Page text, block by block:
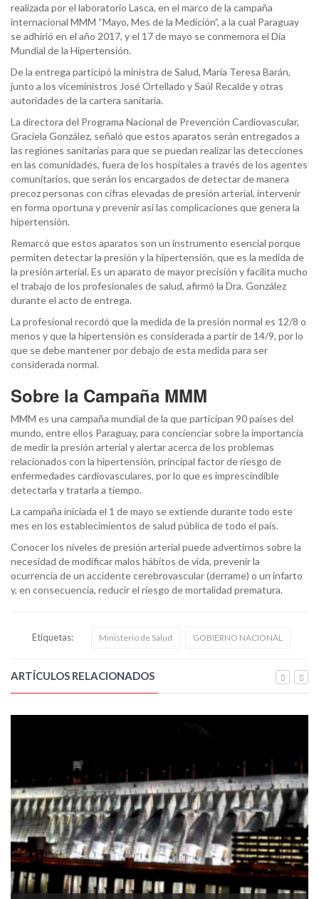
realizada por el laboratorio Lasca, en el marco de la campaña
internacional MMM “Mayo, Mes de la Medición”, a la cual Paraguay
se adhirió en el año 2017, y el 17 de mayo se conmemora el Día
Mundial de la Hipertensión.
De la entrega participó la ministra de Salud, María Teresa Barán,
junto a los viceministros José Ortellado y Saúl Recalde y otras
autoridades de la cartera sanitaria.
La directora del Programa Nacional de Prevención Cardiovascular,
Graciela González, señaló que estos aparatos serán entregados a
las regiones sanitarias para que se puedan realizar las detecciones
en las comunidades, fuera de los hospitales a través de los agentes
comunitarios, que serán los encargados de detectar de manera
precoz personas con cifras elevadas de presión arterial, intervenir
en forma oportuna y prevenir así las complicaciones que genera la
hipertensión.
Remarcó que estos aparatos son un instrumento esencial porque
permiten detectar la presión y la hipertensión, que es la medida de
la presión arterial. Es un aparato de mayor precisión y facilita mucho
el trabajo de los profesionales de salud, afirmó la Dra. González
durante el acto de entrega.
La profesional recordó que la medida de la presión normal es 12/8 o
menos y que la hipertensión es considerada a partir de 14/9, por lo
que se debe mantener por debajo de esta medida para ser
considerada normal.
Sobre la Campaña MMM
MMM es una campaña mundial de la que participan 90 países del
mundo, entre ellos Paraguay, para concienciar sobre la importancia
de medir la presión arterial y alertar acerca de los problemas
relacionados con la hipertensión, principal factor de riesgo de
enfermedades cardiovasculares, por lo que es imprescindible
detectarla y tratarla a tiempo.
La campaña iniciada el 1 de mayo se extiende durante todo este
mes en los establecimientos de salud pública de todo el país.
Conocer los niveles de presión arterial puede advertirnos sobre la
necesidad de modificar malos hábitos de vida, prevenir la
ocurrencia de un accidente cerebrovascular (derrame) o un infarto
y, en consecuencia, reducir el riesgo de mortalidad prematura.
Etiquetas: Ministerio de Salud GOBIERNO NACIONAL
ARTÍCULOS RELACIONADOS